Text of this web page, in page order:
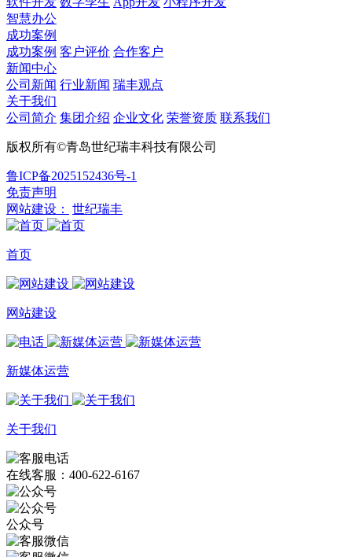
智慧办公
成功案例
成功案例 客户评价 合作客户
新闻中心
公司新闻 行业新闻 瑞丰观点
关于我们
公司简介 集团介绍 企业文化 荣誉资质 联系我们
版权所有©青岛世纪瑞丰科技有限公司
鲁ICP备2025152436号-1
免责声明
网站建设：
世纪瑞丰
首页
网站建设
新媒体运营
关于我们
在线客服：400-622-6167
公众号